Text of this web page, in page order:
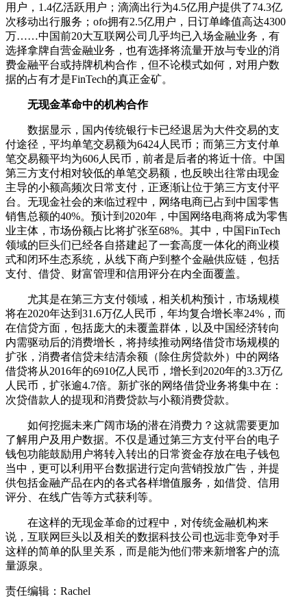
用户，1.4亿活跃用户；滴滴出行为4.5亿用户提供了74.3亿
次移动出行服务；ofo拥有2.5亿用户，日订单峰值高达4300
万……中国前20大互联网公司几乎均已入场金融业务，有
选择拿牌自营金融业务，也有选择将流量开放与专业的消
费金融平台或持牌机构合作，但不论模式如何，对用户数
据的占有才是FinTech的真正金矿。
无现金革命中的机构合作
数据显示，国内传统银行卡已经退居为大件交易的支
付途径，平均单笔交易额为6424人民币；而第三方支付单
笔交易额平均为606人民币，前者是后者的将近十倍。中国
第三方支付相对较低的单笔交易额，也反映出往常由现金
主导的小额高频次日常支付，正逐渐让位于第三方支付平
台。无现金社会的来临过程中，网络电商已占到中国零售
销售总额的40%。预计到2020年，中国网络电商将成为零售
业主体，市场份额占比将扩张至68%。其中，中国FinTech
领域的巨头们已经各自搭建起了一套高度一体化的商业模
式和闭环生态系统，从线下商户到整个金融供应链，包括
支付、借贷、财富管理和信用评分在内全面覆盖。
尤其是在第三方支付领域，相关机构预计，市场规模
将在2020年达到31.6万亿人民币，年均复合增长率24%，而
在信贷方面，包括庞大的未覆盖群体，以及中国经济转向
内需驱动后的消费增长，将持续推动网络借贷市场规模的
扩张，消费者信贷未结清余额（除住房贷款外）中的网络
借贷将从2016年的6910亿人民币，增长到2020年的3.3万亿
人民币，扩张逾4.7倍。新扩张的网络借贷业务将集中在：
次贷借款人的提现和消费贷款与小额消费贷款。
如何挖掘未来广阔市场的潜在消费力？这就需要更加
了解用户及用户数据。不仅是通过第三方支付平台的电子
钱包功能鼓励用户将转入转出的日常资金存放在电子钱包
当中，更可以利用平台数据进行定向营销投放广告，并提
供包括金融产品在内的各式各样增值服务，如借贷、信用
评分、在线广告等方式获利等。
在这样的无现金革命的过程中，对传统金融机构来
说，互联网巨头以及相关的数据科技公司也远非竞争对手
这样的简单的队里关系，而是能为他们带来新增客户的流
量源泉。
责任编辑：Rachel